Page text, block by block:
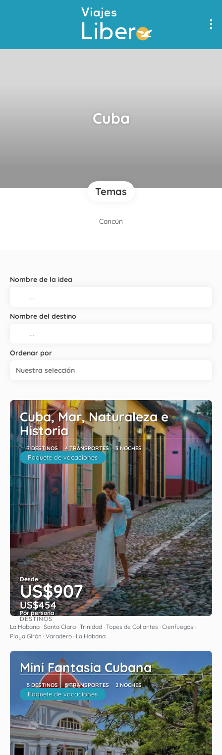
Cuba
Temas
Cancún
Nombre de la idea
Nombre del destino
Ordenar por
Nuestra selección
Cuba, Mar, Naturaleza e
Historia
7 DESTINOS 4 TRANSPORTES 3 NOCHES
Paquete de vacaciones
Desde
US$907
US$454
Por persona
Ver
DESTINOS
La Habana · Santa Clara · Trinidad · Topes de Collantes · Cienfuegos ·
Playa Girón · Varadero · La Habana
Mini Fantasia Cubana
5 DESTINOS 5 TRANSPORTES 2 NOCHES
Paquete de vacaciones